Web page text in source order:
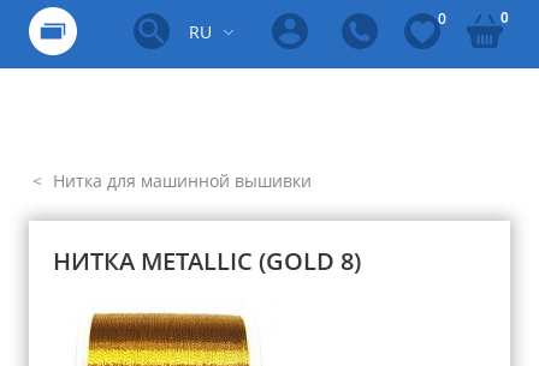
RU
0 0
Нитка для машинной вышивки
НИТКА METALLIC (GOLD 8)